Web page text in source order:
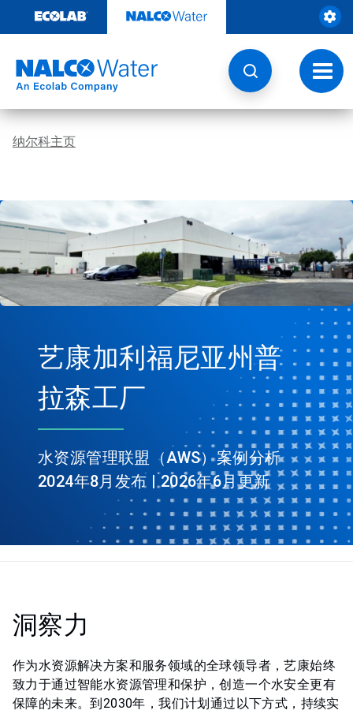
至
切
换
导
航
纳尔科主页
艺康加利福尼亚州普
拉森工厂
水资源管理联盟（AWS）案例分析
2024年8月发布 | 2026年6月更新
洞察力
作为水资源解决方案和服务领域的全球领导者，艺康始终
致力于通过智能水资源管理和保护，创造一个水安全更有
保障的未来。到2030年，我们计划通过以下方式，持续实